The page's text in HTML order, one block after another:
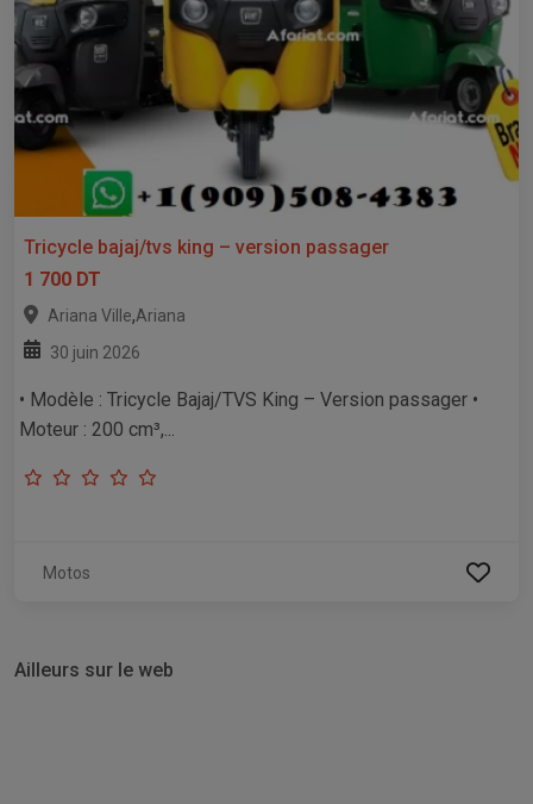
Tricycle bajaj/tvs king – version passager
1 700 DT
Ariana Ville,Ariana
30 juin 2026
• Modèle : Tricycle Bajaj/TVS King – Version passager •
Moteur : 200 cm³,...
Motos
Ailleurs sur le web